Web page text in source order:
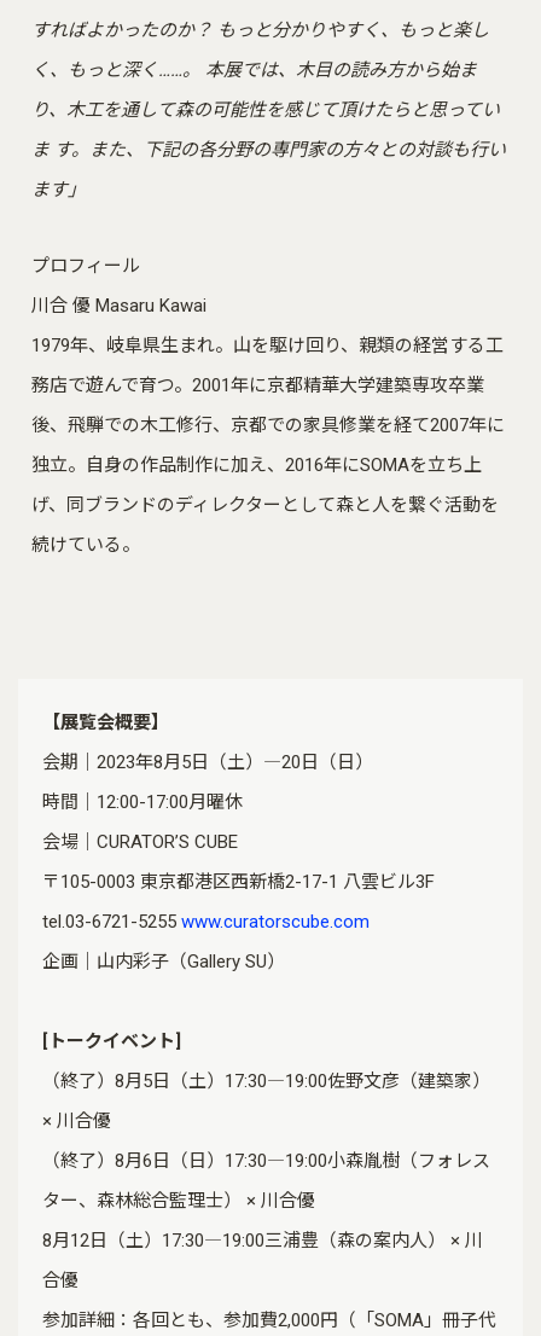
すればよかったのか？ もっと分かりやすく、もっと楽し
く、もっと深く……。 本展では、木目の読み方から始ま
り、木工を通して森の可能性を感じて頂けたらと思ってい
ま す。また、下記の各分野の専門家の方々との対談も行い
ます」
プロフィール
川合 優 Masaru Kawai
1979年、岐阜県生まれ。山を駆け回り、親類の経営する工
務店で遊んで育つ。2001年に京都精華大学建築専攻卒業
後、飛騨での木工修行、京都での家具修業を経て2007年に
独立。自身の作品制作に加え、2016年にSOMAを立ち上
げ、同ブランドのディレクターとして森と人を繋ぐ活動を
続けている。
【展覧会概要】
会期｜2023年8月5日（土）―20日（日）
時間｜12:00-17:00月曜休
会場｜CURATOR’S CUBE
〒105-0003 東京都港区西新橋2-17-1 八雲ビル3F
tel.03-6721-5255 www.curatorscube.com
企画｜山内彩子（Gallery SU）
[トークイベント]
（終了）8月5日（土）17:30―19:00佐野文彦（建築家）
× 川合優
（終了）8月6日（日）17:30―19:00小森胤樹（フォレス
ター、森林総合監理士） × 川合優
8月12日（土）17:30―19:00三浦豊（森の案内人） × 川
合優
参加詳細：各回とも、参加費2,000円（「SOMA」冊子代